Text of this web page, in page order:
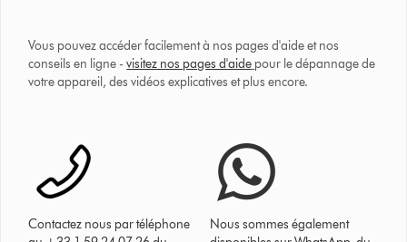
Vous pouvez accéder facilement à nos pages d'aide et nos
conseils en ligne -visitez nos pages d'aide pour le dépannage de
votre appareil, des vidéos explicatives et plus encore.
Contactez nous par téléphone
Nous sommes également